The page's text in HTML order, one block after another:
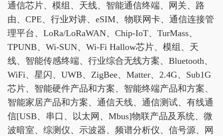
通信芯片、模组、天线、智能通信终端、网关、路
由、CPE、行业对讲、eSIM、物联网卡、通信连接管
理平台、LoRa/LoRaWAN、Chip-IoT、TurMass、
TPUNB、Wi-SUN、Wi-Fi Hallow芯片、模组、天
线、智能传感终端、行业综合无线方案、Bluetooth、
WiFi、星闪、UWB、ZigBee、Matter、2.4G、Sub1G
芯片、智能硬件产品和方案、智能终端产品和方案、
智能家居产品和方案、通信天线、通信测试、有线通
信[USB、串口、以太网、Mbus]物联产品及系统、微
波暗室、综测仪、示波器、频谱分析仪、信号源、网